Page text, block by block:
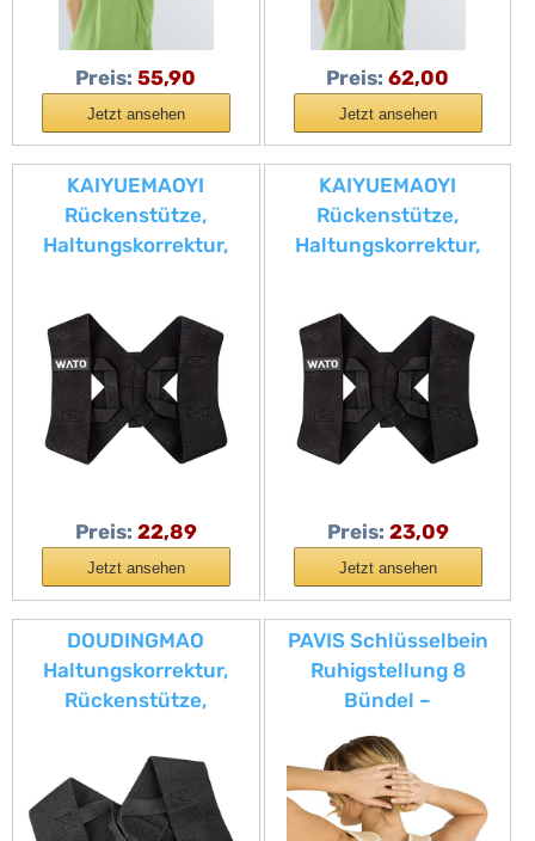
Preis: 55,90
Jetzt ansehen
Preis: 62,00
Jetzt ansehen
KAIYUEMAOYI
Rückenstütze,
Haltungskorrektur,
Trainingsgürtel,
Schlüsselbeinbandage,
Leicht, Atmungsaktiv,
Einfach An, m
Preis: 22,89
Jetzt ansehen
KAIYUEMAOYI
Rückenstütze,
Haltungskorrektur,
Trainingsgürtel,
Schlüsselbeinbandage,
Leicht, Atmungsaktiv,
Einfach An, l
Preis: 23,09
Jetzt ansehen
DOUDINGMAO
Haltungskorrektur,
Rückenstütze,
Bandage,
Haltungskorrektur,
Geradehalter für
PAVIS Schlüsselbein
Ruhigstellung 8
Bündel –
Schlüsselbeinbandage
Herren/Damen
verstellbar – Größe: S –
Haltungsgurt für